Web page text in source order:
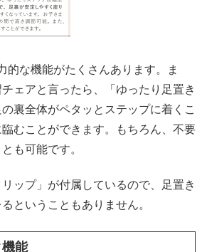
的な機能がたくさんあります。ま
ェアと言ったら、「ゆったり足置き
裏全体がペタッとステップに着くこ
むことができます。もちろん、不要
も可能です。
ップ」が付属しているので、足置き
ということもありません。
能